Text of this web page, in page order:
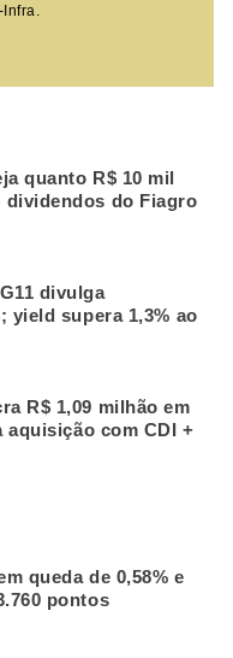
quanto R$ 10 mil
dividendos do Fiagro
divulga
yield supera 1,3% ao
R$ 1,09 milhão em
aquisição com CDI +
queda de 0,58% e
pontos